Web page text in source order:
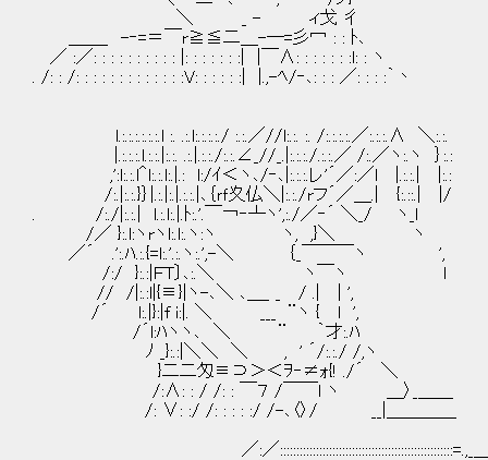
＼ _ - ィ戈 彳
＿＿_ -‐=＝￣r≧≦二＿-─=彡冖 : : ﾄ､
／ :／: : : : : : : : : : |: : : : : : :| |￣∧: : : : : : :l: : ヽ
. /: : /: : : : : : : : : : : : :V: : : : : :| |.,-ﾍ/‐､: : : ／: : : :｀丶
l.:.:.:.:.:.:.l :. .:.l:.:.:.:./ :.:.／//l:.:. :. /:.:.:.:.／:.:.:.∧ ＼:.:.
|.:.:.:.l.:.:.|:.:. .:.|.:.:./:.:.∠_//_.|:.:.:./.:.:.／ /:.／ヽ:.ヽ ｝:.:
,':l:.:.l＾l:.:.l:.|.: l:/ｲ＜ヽ､/‐､|:.:.:.レ'´／:／l |.:.:.| |:.:
/:.|:.:.}｝|.:.|:.|.:.:.|､｛ｒｆ夊仏＼|:.:./rフ´／＿.| {:.::.| |/
. /:./|:.:.| l.:.l:.|.ﾄ:.'.￣￢‐┴ヽ',:./／‐´ ＼_/ ヽ_l
/／ }:.l:ヽrヽl:.l:.ヽ:ヽ ヽ, ,}＼ ヽ ああ、と
／´ .':.ﾊ.:.{=l:.'.:.ヽ:.',-＼ ｛_￣￣￣ヽ ', 追い
/:/ }:.:|ＦT〕､:.＼ ヽ￣ヽ l ここへ
// /|:.:l|{≡}|ヽ-､＼ ､＿_ _ / .| | ',
/´ l:.|}:|f i:|. ＼ ___ ¨ヽ { l ',
/´l:ﾊヽヽ､ ＼ ¨ ｀才:.ﾊ
ﾉ _}:.:|＼＼ ＼ , ' ´/:.:./ /,ヽ
}二二匁≡⊃＞＜ｦ‐≠ｫ{! ./´ ＼
/:∧: : / /: : ￣７ /￣￣l ヽ ＿〉_＿＿
/: ∨: :/ /: : : : :/ /-､〈〉/ __|＿＿＿＿
／:／:::::::::::::::::::::::::::::::::::::::::::::::::::::=.,_＿